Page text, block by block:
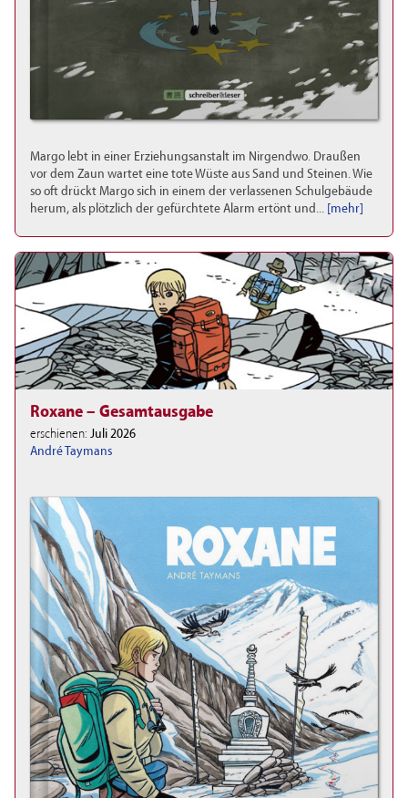
Margo lebt in einer Erziehungsanstalt im Nirgendwo. Draußen
vor dem Zaun wartet eine tote Wüste aus Sand und Steinen. Wie
so oft drückt Margo sich in einem der verlassenen Schulgebäude
herum, als plötzlich der gefürchtete Alarm ertönt und... [mehr]
Roxane – Gesamtausgabe
erschienen: Juli 2026
André Taymans